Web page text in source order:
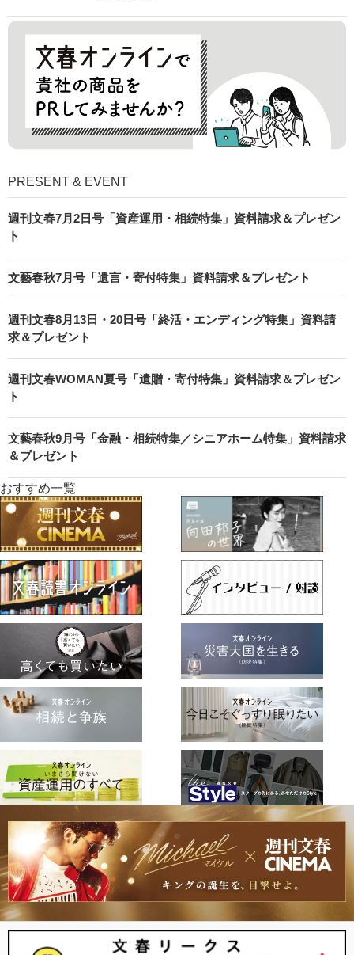
PRESENT & EVENT
週刊文春7月2日号「資産運用・相続特集」資料請求＆プレゼン
ト
文藝春秋7月号「遺言・寄付特集」資料請求＆プレゼント
週刊文春8月13日・20日号「終活・エンディング特集」資料請
求＆プレゼント
週刊文春WOMAN夏号「遺贈・寄付特集」資料請求＆プレゼン
ト
文藝春秋9月号「金融・相続特集／シニアホーム特集」資料請求
＆プレゼント
おすすめ一覧